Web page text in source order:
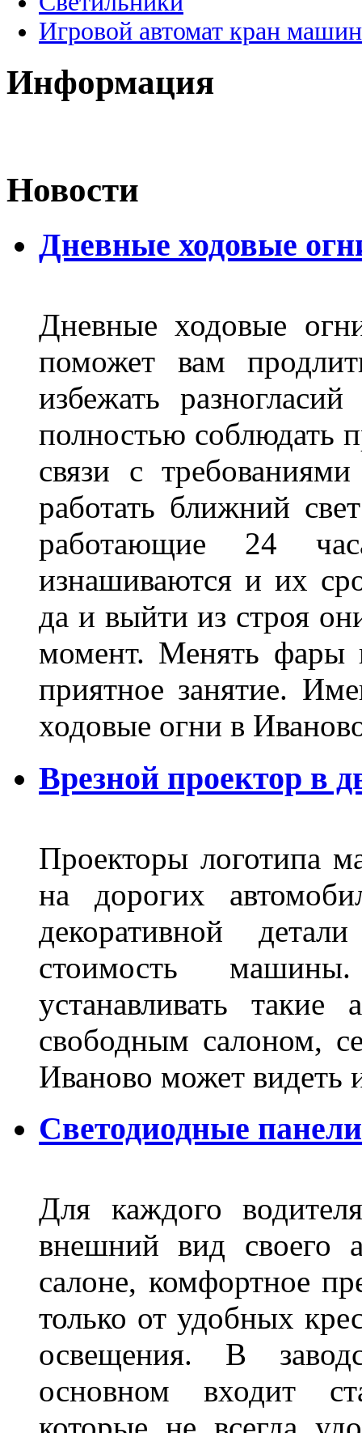
Игровой автомат кран
Информация
Новости
Дневные ходовые
Дневные ходовые
поможет вам
избежать
полностью соблюдать
связи с
работать ближний
работающие 24
изнашиваются и их
да и выйти из строя
момент. Менять
приятное занятие.
ходовые огни в
Врезной проектор в
Проекторы логотипа
на дорогих
декоративной
стоимость
устанавливать
свободным салоном,
Иваново может
Светодиодные
Для каждого
внешний вид своего
салоне, комфортное
только от удобных
освещения. В
основном входит